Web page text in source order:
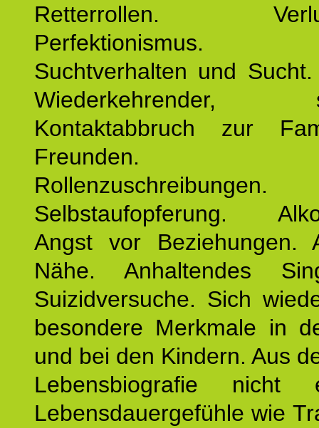
Retterrollen.
Perfektionismus.
Suchtverhalten und
Wiederkehrender,
Kontaktabbruch zur
Freunden.
Rollenzuschreibungen.
Selbstaufopferung.
Angst vor Beziehungen.
Nähe. Anhaltendes
Suizidversuche. Sich
besondere Merkmale in
und bei den Kindern. Aus
Lebensbiografie nicht
Lebensdauergefühle wie